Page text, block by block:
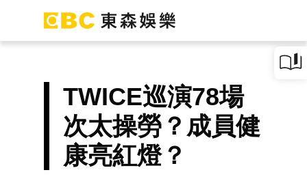
TWICE巡演78場
次太操勞？成員健
康亮紅燈？